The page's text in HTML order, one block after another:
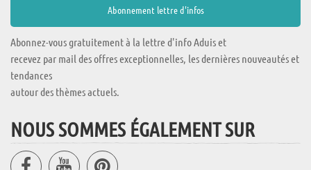
Abonnez-vous gratuitement à la lettre d'info Aduis et
recevez par mail des offres exceptionnelles, les dernières nouveautés et
tendances
autour des thèmes actuels.
NOUS SOMMES ÉGALEMENT SUR